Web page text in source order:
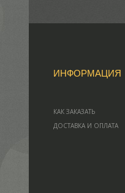
ИНФОРМАЦИЯ
КАК ЗАКАЗАТЬ
ДОСТАВКА И ОПЛАТА